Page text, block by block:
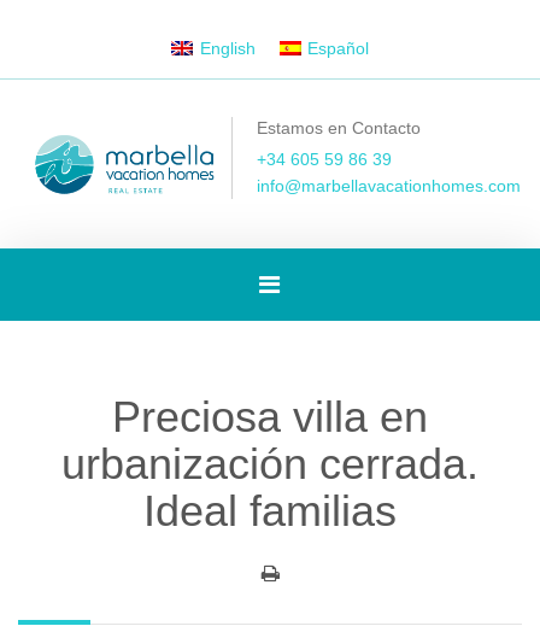
English Español
Estamos en Contacto
+34 605 59 86 39
info@marbellavacationhomes.com
[Spanish]
navigation
Preciosa villa en
urbanización cerrada.
Ideal familias